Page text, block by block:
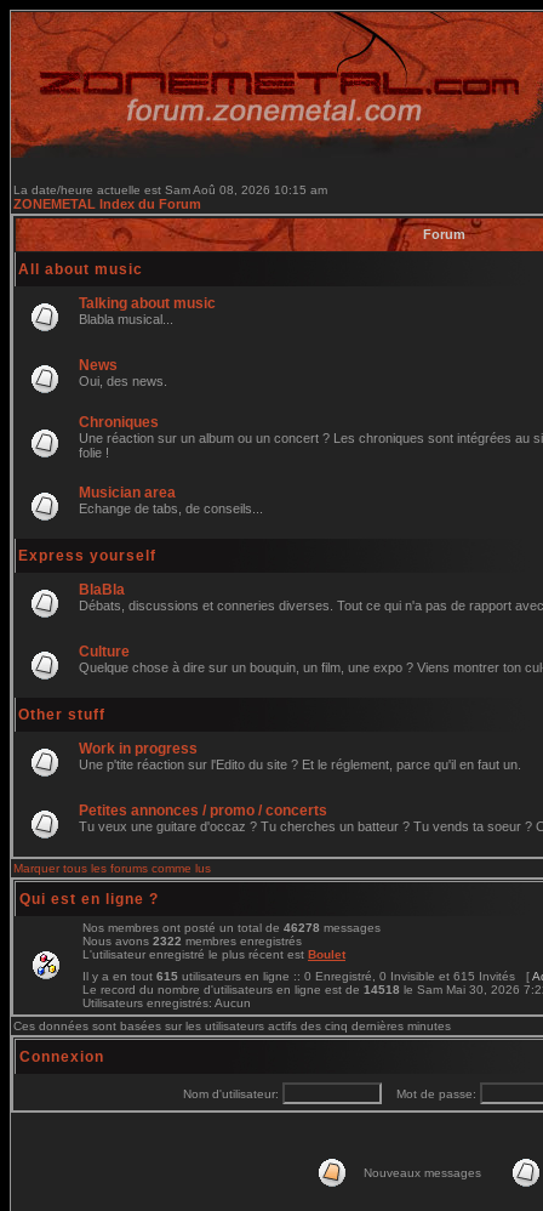
La date/heure actuelle est Sam Aoû 08, 2026 10:15 am
ZONEMETAL Index du Forum
Forum
All about music
Talking about music
Blabla musical...
News
Oui, des news.
Chroniques
Une réaction sur un album ou un concert ? Les chroniques sont intégrées au
folie !
Musician area
Echange de tabs, de conseils...
Express yourself
BlaBla
Débats, discussions et conneries diverses. Tout ce qui n'a pas de rapport
Culture
Quelque chose à dire sur un bouquin, un film, une expo ? Viens montrer ton
Other stuff
Work in progress
Une p'tite réaction sur l'Edito du site ? Et le réglement, parce qu'il en faut un.
Petites annonces / promo / concerts
Tu veux une guitare d'occaz ? Tu cherches un batteur ? Tu vends ta soeur ?
Marquer tous les forums comme lus
Qui est en ligne ?
Nos membres ont posté un total de 46278 messages
Nous avons 2322 membres enregistrés
L'utilisateur enregistré le plus récent est Boulet
Il y a en tout 615 utilisateurs en ligne :: 0 Enregistré, 0 Invisible et 615 Invités [
Le record du nombre d'utilisateurs en ligne est de 14518 le Sam Mai 30, 2026
Utilisateurs enregistrés: Aucun
Ces données sont basées sur les utilisateurs actifs des cinq dernières minutes
Connexion
Nom d'utilisateur: Mot de passe:
Nouveaux messages